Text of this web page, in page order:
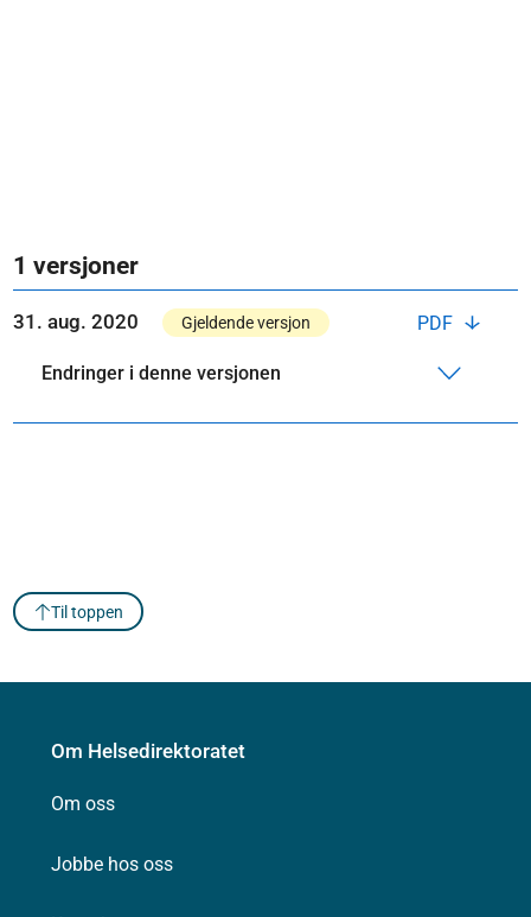
1 versjoner
PDF
31. aug. 2020 Gjeldende versjon
Endringer i denne versjonen
Til toppen
Om Helsedirektoratet
Om oss
Jobbe hos oss